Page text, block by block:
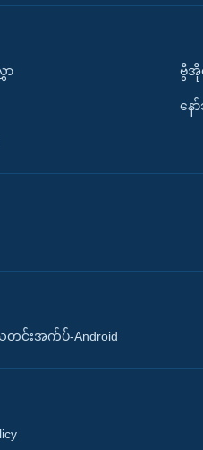
ာ ဗွီအို
နေ
င်းအက်ပ်-Android